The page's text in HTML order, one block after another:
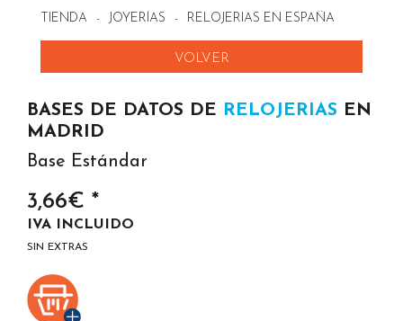
TIENDA - JOYERÍAS - RELOJERIAS EN ESPAÑA
VOLVER
BASES DE DATOS DE RELOJERIAS EN
MADRID
Base Estándar
3,66€ *
IVA INCLUIDO
SIN EXTRAS